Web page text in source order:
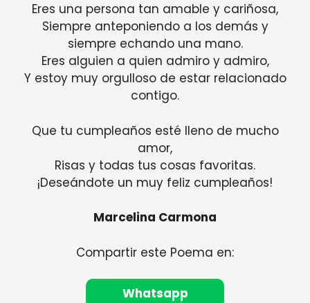
Eres una persona tan amable y cariñosa,
Siempre anteponiendo a los demás y
siempre echando una mano.
Eres alguien a quien admiro y admiro,
Y estoy muy orgulloso de estar relacionado
contigo.
Que tu cumpleaños esté lleno de mucho
amor,
Risas y todas tus cosas favoritas.
¡Deseándote un muy feliz cumpleaños!
Marcelina Carmona
Compartir este Poema en:
Whatsapp